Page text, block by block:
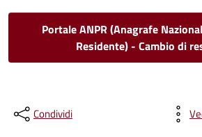
Portale ANPR (Anagrafe
Residente) - Cambio di
Condividi